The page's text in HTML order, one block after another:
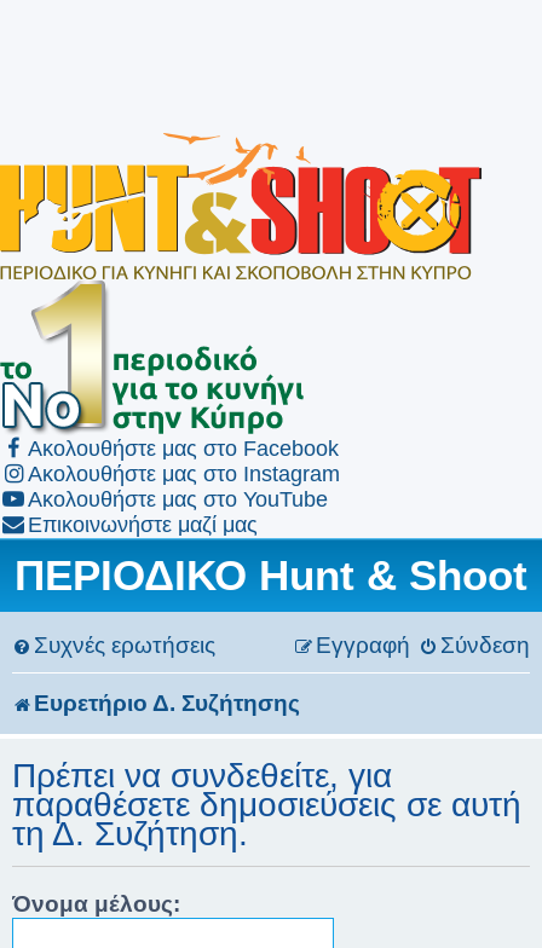
Ακολουθήστε μας στο Facebook
Ακολουθήστε μας στο Instagram
Ακολουθήστε μας στο YouTube
Επικοινωνήστε μαζί μας
ΠΕΡΙΟΔΙΚΟ Hunt & Shoot
Συχνές ερωτήσεις Σύνδεση
Εγγραφή
Ευρετήριο Δ. Συζήτησης
Πρέπει να συνδεθείτε, για
παραθέσετε δημοσιεύσεις σε αυτή
τη Δ. Συζήτηση.
Όνομα μέλους: